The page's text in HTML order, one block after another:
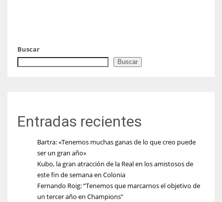
Buscar
Buscar
Entradas recientes
Bartra: «Tenemos muchas ganas de lo que creo puede
ser un gran año»
Kubo, la gran atracción de la Real en los amistosos de
este fin de semana en Colonia
Fernando Roig: “Tenemos que marcarnos el objetivo de
un tercer año en Champions”